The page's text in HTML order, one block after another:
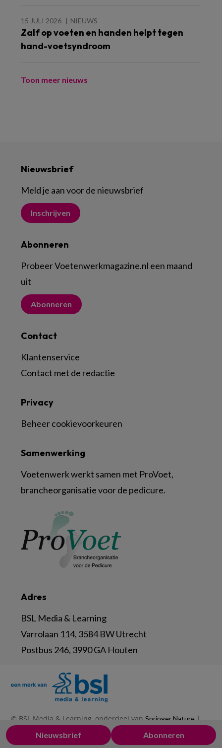
15 JULI 2026 NIEUWS
Zalf op voeten en handen helpt tegen
hand-voetsyndroom
Toon meer nieuws
Nieuwsbrief
Meld je aan voor de nieuwsbrief
Inschrijven
Abonneren
Probeer Voetenwerkmagazine.nl een maand
uit
Abonneren
Contact
Klantenservice
Contact met de redactie
Adres
BSL Media & Learning
Varrolaan 114, 3584 BW Utrecht
Postbus 246, 3990 GA Houten
Samenwerking
Voetenwerk werkt samen met ProVoet,
brancheorganisatie voor de pedicure.
Privacy
Beheer cookievoorkeuren
© BSL Media & Learning, onderdeel van Springer Nature |
Privacy Statement | Disclaimer|Voorwaarden
Nieuwsbrief Abonneren